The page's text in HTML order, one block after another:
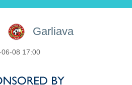
Garliava
08 17:00